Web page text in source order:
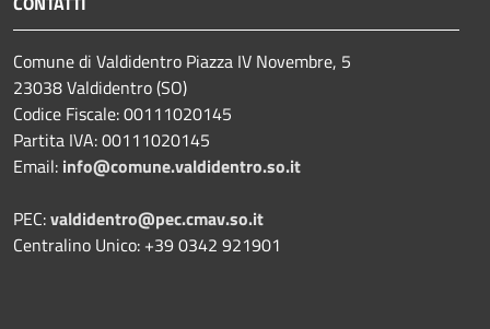
Comune di Valdidentro Piazza IV Novembre, 5
23038 Valdidentro (SO)
Codice Fiscale: 00111020145
Partita IVA: 00111020145
Email: info@comune.valdidentro.so.it
PEC:valdidentro@pec.cmav.so.it
Centralino Unico: +39 0342 921901